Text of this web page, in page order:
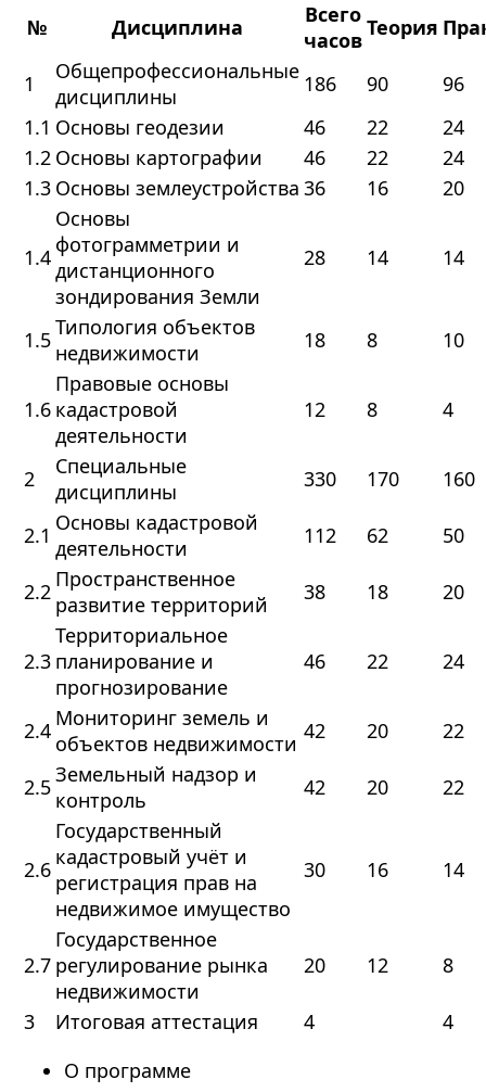
№ Дисциплина
Всего
часовТеория
1
Общепрофессиональные
дисциплины
186 90
96
1.1 Основы геодезии 46 22
24
1.2 Основы картографии 46 22
24
1.3 Основы землеустройства 36 16 20
1.4
Основы
фотограмметрии и
дистанционного
зондирования Земли
28 14 14
1.5Типология объектов
недвижимости
18 8 10
1.6
Правовые основы
кадастровой
деятельности
12 8 4
2
Специальные
дисциплины
330 170 160
2.1 Основы кадастровой
деятельности
112 62 50
2.2 Пространственное
развитие территорий
38 18 20
2.3
Территориальное
планирование и
прогнозирование
46 22 24
2.4 Мониторинг земель и
объектов недвижимости 42 20 22
2.5Земельный надзор и
контроль
42 20 22
2.6
Государственный
кадастровый учёт и
регистрация прав на
недвижимое имущество
30 16 14
2.7
Государственное
регулирование рынка
недвижимости
20 12 8
3 Итоговая аттестация 4
4
О программе